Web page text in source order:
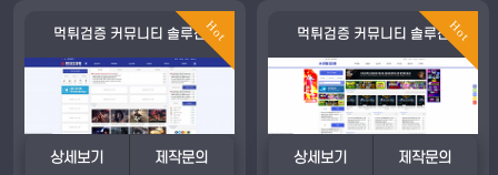
Hot
먹튀검증 커뮤니티 솔루션
상세보기 제작문의
Hot
먹튀검증 커뮤니티 솔루션
상세보기 제작문의